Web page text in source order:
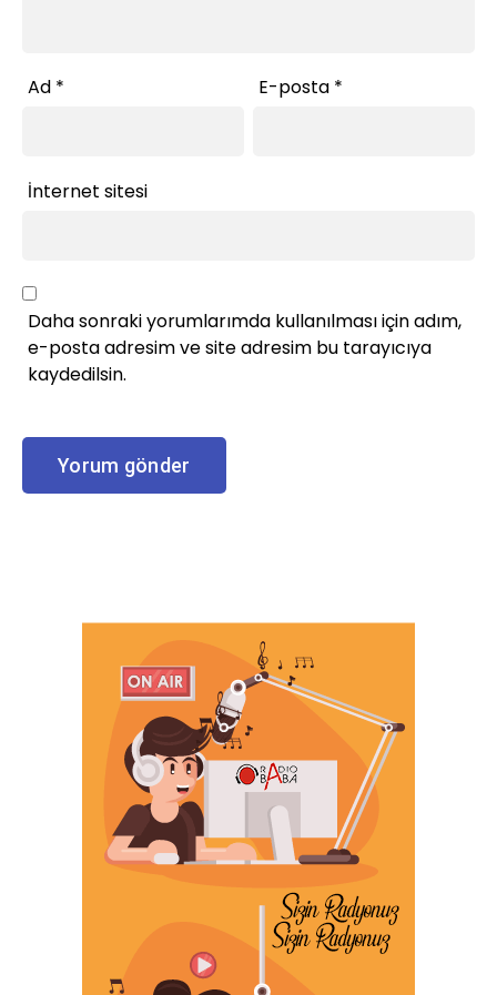
Ad * E-posta *
İnternet sitesi
Daha sonraki yorumlarımda kullanılması için adım,
e-posta adresim ve site adresim bu tarayıcıya
kaydedilsin.